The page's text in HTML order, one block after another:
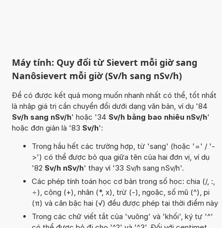
Máy tính: Quy đổi từ Sievert mỗi giờ sang
Nanôsievert mỗi giờ (Sv/h sang nSv/h)
Để có được kết quả mong muốn nhanh nhất có thể, tốt nhất
là nhập giá trị cần chuyển đổi dưới dạng văn bản, ví dụ '84
Sv/h sang nSv/h' hoặc '34 Sv/h bằng bao nhiêu nSv/h'
hoặc đơn giản là '83 Sv/h':
Trong hầu hết các trường hợp, từ 'sang' (hoặc '=' / '-
>') có thể được bỏ qua giữa tên của hai đơn vị, ví dụ
'82 Sv/h nSv/h' thay vì '33 Sv/h sang nSv/h'.
Các phép tính toán học cơ bản trong số học: chia (/, :,
÷), cộng (+), nhân (*, x), trừ (-), ngoặc, số mũ (^), pi
(π) và căn bậc hai (√) đều được phép tại thời điểm này
Trong các chữ viết tắt của 'vuông' và 'khối', ký tự '^'